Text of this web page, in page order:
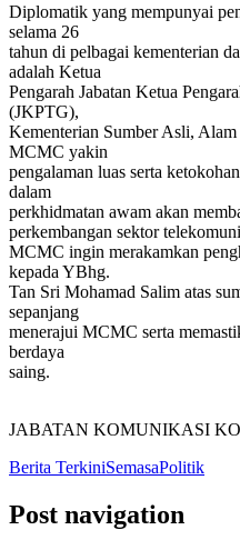
Diplomatik yang mempunyai
selama 26
tahun di pelbagai kementerian
adalah Ketua
Pengarah Jabatan Ketua
(JKPTG),
Kementerian Sumber Asli,
MCMC yakin
pengalaman luas serta
dalam
perkhidmatan awam akan
perkembangan sektor
MCMC ingin merakamkan
kepada YBhg.
Tan Sri Mohamad Salim atas
sepanjang
menerajui MCMC serta
berdaya
saing.
JABATAN KOMUNIKASI
Berita TerkiniSemasaPolitik
Post navigation